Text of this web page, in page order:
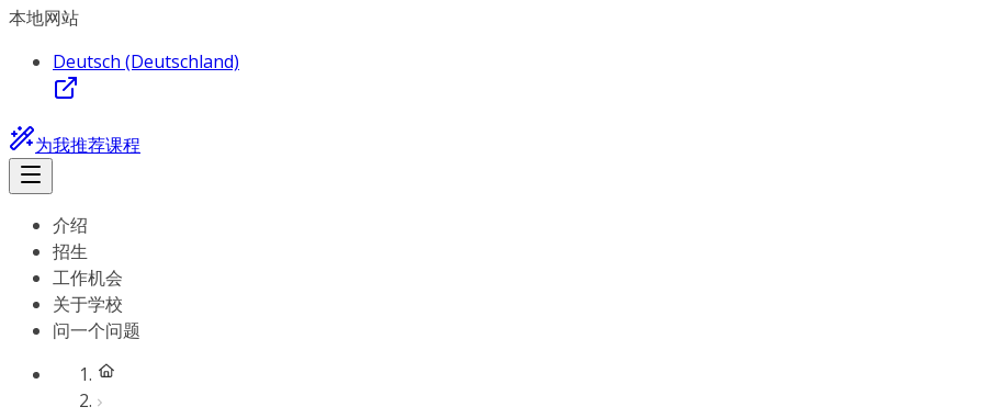
本地网站
Deutsch (Deutschland)
为我推荐课程
介绍
招生
工作机会
关于学校
问一个问题